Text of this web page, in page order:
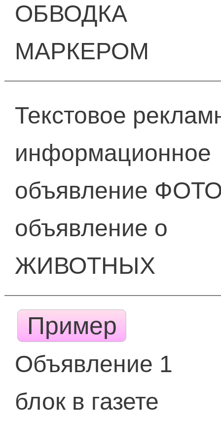
ОБВОДКА
МАРКЕРОМ
Текстовое
информационное
объявление
объявление о
ЖИВОТНЫХ
Пример
Объявление 1
блок в газете